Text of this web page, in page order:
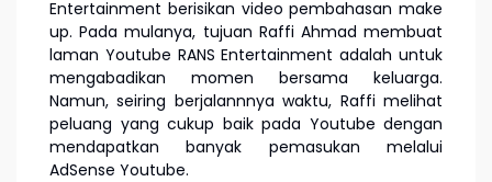
Entertainment berisikan video pembahasan make
up. Pada mulanya, tujuan Raffi Ahmad membuat
laman Youtube RANS Entertainment adalah untuk
mengabadikan momen bersama keluarga.
Namun, seiring berjalannnya waktu, Raffi melihat
peluang yang cukup baik pada Youtube dengan
mendapatkan banyak pemasukan melalui
AdSense Youtube.